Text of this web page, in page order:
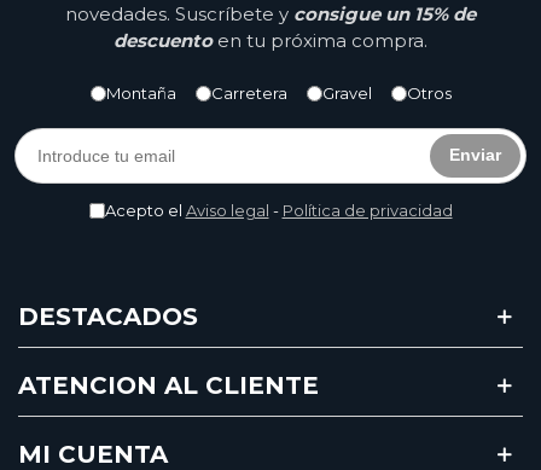
novedades. Suscríbete y consigue un 15% de
descuentoen tu próxima compra.
Montaña Carretera Gravel Otros
Enviar
Acepto el Aviso legal - Política de privacidad
DESTACADOS
ATENCION AL CLIENTE
MI CUENTA